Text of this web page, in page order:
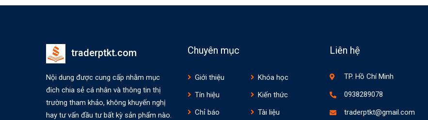
traderptkt.com
Nội dung được cung cấp nhằm mục
đích chia sẻ cá nhân và thông tin thị
trường tham khảo, không khuyến nghị
hay tư vấn đầu tư bất kỳ sản phẩm nào.
Chuyên mục
Giới thiệu
Khóa học
Tín hiệu
Kiến thức
Chỉ báo
Tài liệu
Liên hệ
TP. Hồ Chí Minh
0938289078
traderptkt@gmail.com